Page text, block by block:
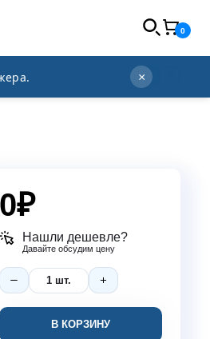
0
×
+7 (495) 021-63-96
0₽
Нашли дешевле?
Давайте обсудим цену
В КОРЗИНУ